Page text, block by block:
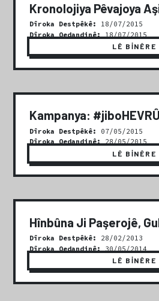
Kronolojiya Pêvajoya
Dîroka Destpêkê:
18/07/2015
Dîroka Qedandinê:
18/07/2015
LÊ BİNÊRE
Kampanya:
Dîroka Destpêkê:
07/05/2015
Dîroka Qedandinê:28/05/2015
LÊ BİNÊRE
Hînbûna Ji Paşerojê,
Dîroka Destpêkê:
28/02/2013
Dîroka Qedandinê:
30/05/2014
LÊ BİNÊRE